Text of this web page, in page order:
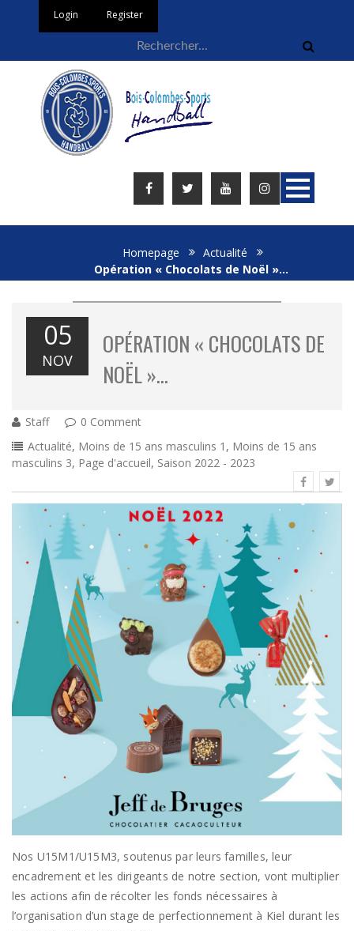
Login Register
Homepage
Actualité
Opération « Chocolats de Noël »…
05
NOV
OPÉRATION « CHOCOLATS DE
NOËL »…
Staff
0 Comment
Actualité, Moins de 15 ans masculins 1 , Moins de 15 ans
masculins 3, Page d'accueil, Saison 2022 - 2023
Nos U15M1/U15M3, soutenus par leurs familles, leur
encadrement et les dirigeants de notre section, vont multiplier
les actions afin de récolter les fonds nécessaires à
l’organisation d’un stage de perfectionnement à Kiel durant les